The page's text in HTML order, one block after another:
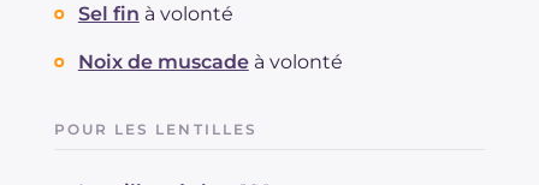
Sel fin à volonté
Noix de muscade à volonté
POUR LES LENTILLES